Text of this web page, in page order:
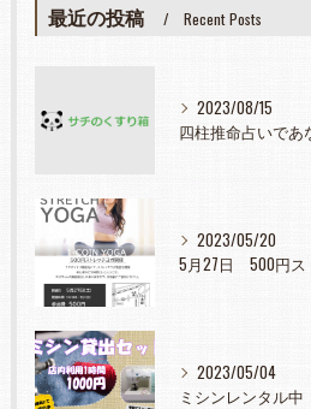
最近の投稿 Recent Posts
2023/08/15
2023/05/20
5月27日 500円ス
2023/05/04